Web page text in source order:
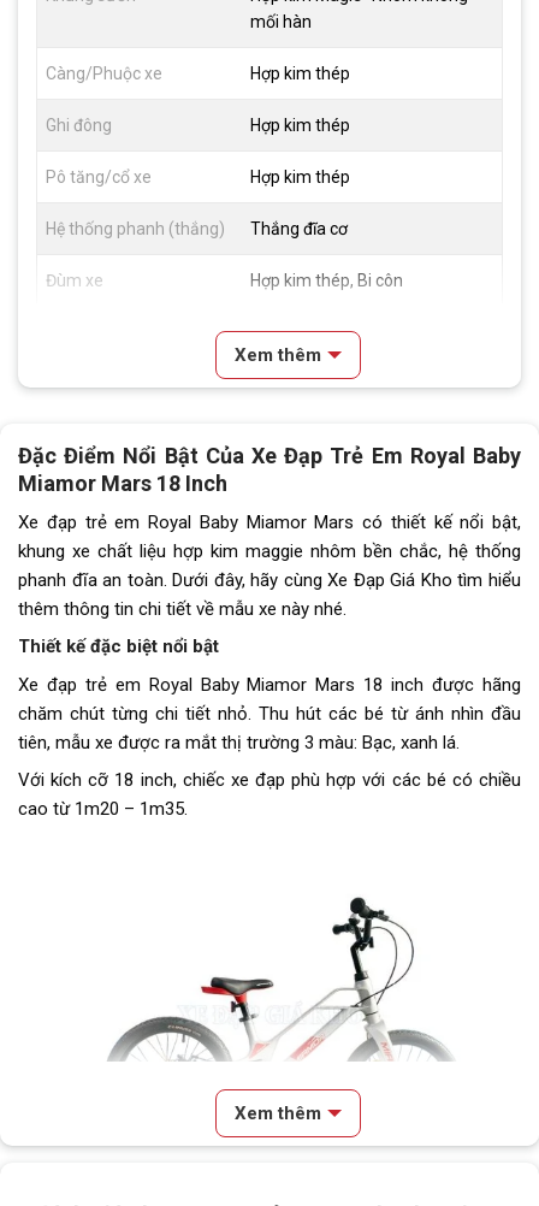
mối hàn
Càng/Phuộc xe Hợp kim thép
Ghi đông Hợp kim thép
Pô tăng/cổ xe Hợp kim thép
Hệ thống phanh (thắng) Thắng đĩa cơ
Đùm xe Hợp kim thép, Bi côn
Hợp kim nhôm Alumi 2 lớp
Lốp xe 18x2.125
Tăng tốc trước (Gạt
đĩa)
Tăng tốc sau (Gạt líp) N/A
Đùi đĩa
Hợp kim nhôm, Cốt vuông, Bạc
Dĩa 1 tầng
Líp NSXKCB
Sên (xích)
Hợp kim thép
Chiều cao phù hợp Từ 1m20 - 1m35
Thông số kỹ thuật có thể sẽ
được thay đổi từ nhà sản xuất
Xem thêm
Đặc Điểm Nổi Bật Của Xe Đạp Trẻ Em Royal Baby
Miamor Mars 18 Inch
Xe đạp trẻ em Royal Baby Miamor Mars có thiết kế nổi bật,
khung xe chất liệu hợp kim maggie nhôm bền chắc, hệ thống
phanh đĩa an toàn. Dưới đây, hãy cùng Xe Đạp Giá Kho tìm hiểu
thêm thông tin chi tiết về mẫu xe này nhé.
Thiết kế đặc biệt nổi bật
Xe đạp trẻ em Royal Baby Miamor Mars 18 inch được hãng
chăm chút từng chi tiết nhỏ. Thu hút các bé từ ánh nhìn đầu
tiên, mẫu xe được ra mắt thị trường 3 màu: Bạc, xanh lá.
Với kích cỡ 18 inch, chiếc xe đạp phù hợp với các bé có chiều
cao từ 1m20 – 1m35.
Xem thêm